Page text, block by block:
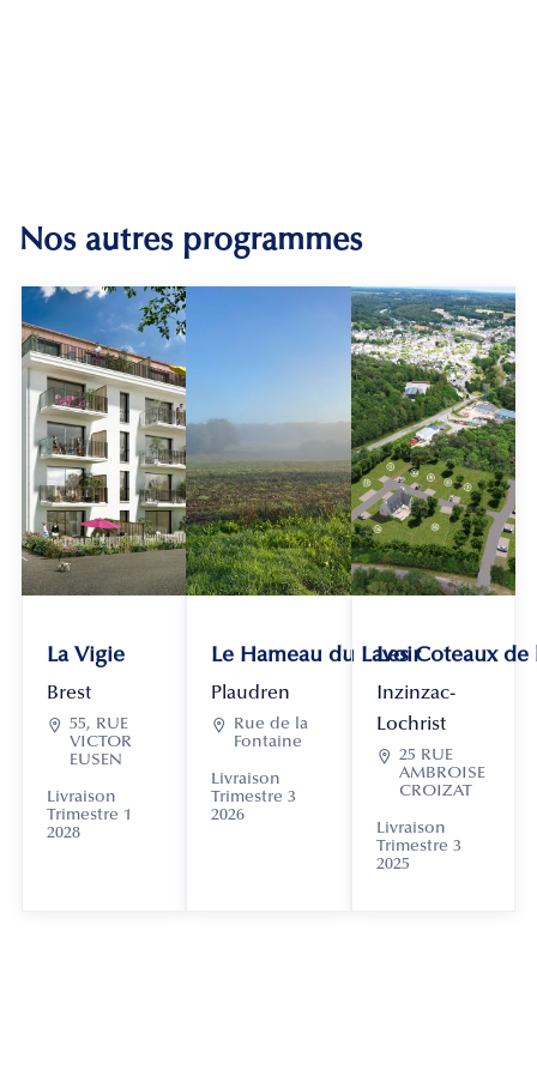
Nos autres programmes
La Vigie
Brest
 55, RUE
VICTOR
EUSEN
Livraison
Trimestre 1
2028
Le Hameau du Lavoir
Plaudren

Rue de la
Fontaine
Livraison
Trimestre 3
2026
Les Coteaux
Inzinzac-
Lochrist
 25 RUE
AMBROISE
CROIZAT
Livraison
Trimestre 3
2025